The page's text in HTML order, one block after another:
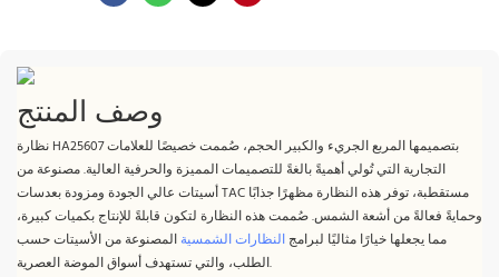
وصف المنتج
نظارة HA25607 بتصميمها المربع الجريء والكبير الحجم، صُممت خصيصًا للعلامات
التجارية التي تُولي أهميةً بالغةً للتصميمات المميزة والحرفية العالية. مصنوعة من
أسيتات عالي الجودة ومزودة بعدسات TAC مستقطبة، توفر هذه النظارة مظهرًا جذابًا
وحمايةً فعالةً من أشعة الشمس. صُممت هذه النظارة لتكون قابلةً للإنتاج بكميات كبيرة،
مما يجعلها خيارًا مثاليًا لبرامج النظارات الشمسية المصنوعة من الأسيتات حسب
الطلب، والتي تستهدف أسواق الموضة العصرية.